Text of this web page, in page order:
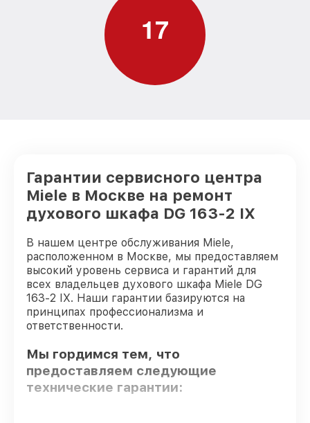
17
Гарантии сервисного центра
Miele в Москве на ремонт
духового шкафа DG 163-2 IX
В нашем центре обслуживания Miele,
расположенном в Москве, мы предоставляем
высокий уровень сервиса и гарантий для
всех владельцев духового шкафа Miele DG
163-2 IX. Наши гарантии базируются на
принципах профессионализма и
ответственности.
Мы гордимся тем, что
предоставляем следующие
технические гарантии: